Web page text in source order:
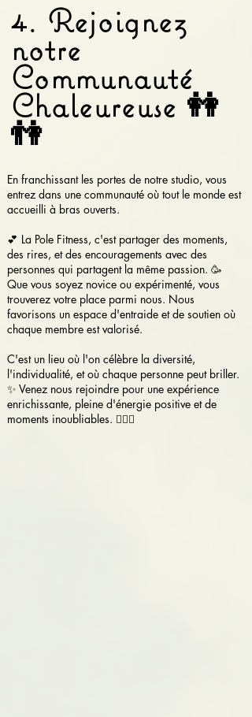
4. Rejoignez
notre
Communauté
Chaleureuse 👭
👫
En franchissant les portes de notre studio, vous
entrez dans une communauté où tout le monde est
accueilli à bras ouverts.
💕 La Pole Fitness, c'est partager des moments,
des rires, et des encouragements avec des
personnes qui partagent la même passion. 🥳
Que vous soyez novice ou expérimenté, vous
trouverez votre place parmi nous. Nous
favorisons un espace d'entraide et de soutien où
chaque membre est valorisé.
C'est un lieu où l'on célèbre la diversité,
l'individualité, et où chaque personne peut briller.
✨ Venez nous rejoindre pour une expérience
enrichissante, pleine d'énergie positive et de
moments inoubliables. 🧚🏼‍♀️